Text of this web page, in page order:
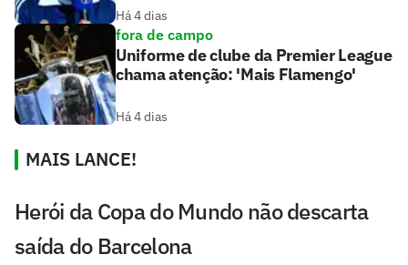
Há 4 dias
fora de campo
Uniforme de clube da Premier League
chama atenção: 'Mais Flamengo'
Há 4 dias
MAIS LANCE!
Herói da Copa do Mundo não descarta
saída do Barcelona